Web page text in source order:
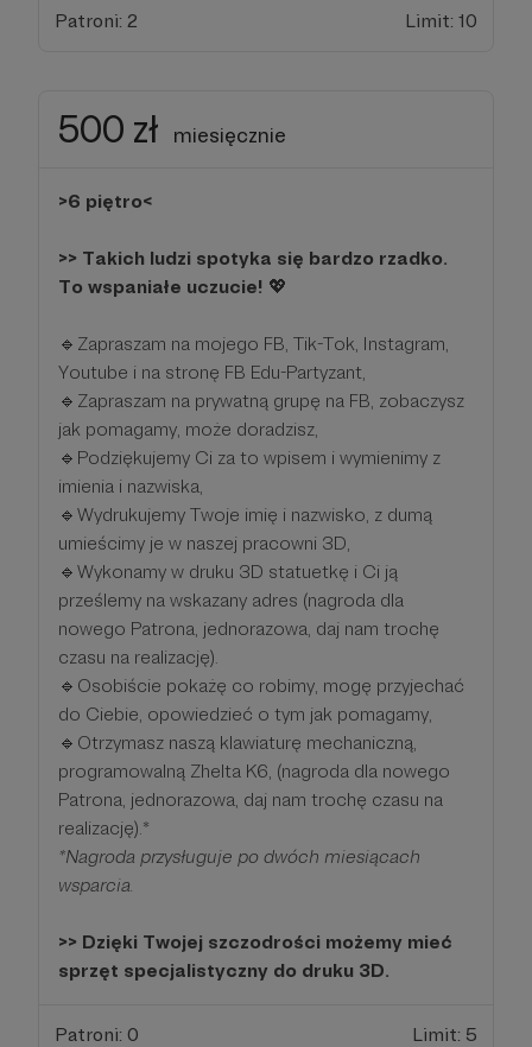
Patroni: 2 Limit: 10
500 zł miesięcznie
>6 piętro<
>> Takich ludzi spotyka się bardzo rzadko.
To wspaniałe uczucie! 💖
🔹Zapraszam na mojego FB, Tik-Tok, Instagram,
Youtube i na stronę FB Edu-Partyzant,
🔹Zapraszam na prywatną grupę na FB, zobaczysz
jak pomagamy, może doradzisz,
🔹Podziękujemy Ci za to wpisem i wymienimy z
imienia i nazwiska,
🔹Wydrukujemy Twoje imię i nazwisko, z dumą
umieścimy je w naszej pracowni 3D,
🔹Wykonamy w druku 3D statuetkę i Ci ją
prześlemy na wskazany adres (nagroda dla
nowego Patrona, jednorazowa, daj nam trochę
czasu na realizację).
🔹Osobiście pokażę co robimy, mogę przyjechać
do Ciebie, opowiedzieć o tym jak pomagamy,
🔹Otrzymasz naszą klawiaturę mechaniczną,
programowalną Zhelta K6, (nagroda dla nowego
Patrona, jednorazowa, daj nam trochę czasu na
realizację).*
*Nagroda przysługuje po dwóch miesiącach
wsparcia.
>> Dzięki Twojej szczodrości możemy mieć
sprzęt specjalistyczny do druku 3D.
Patroni: 0 Limit: 5